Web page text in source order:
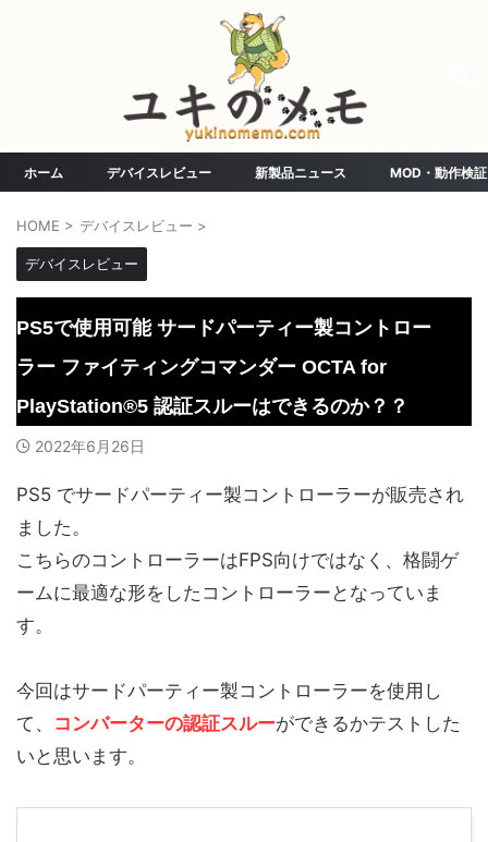
ホーム デバイスレビュー 新製品ニュース MOD・動作検証
HOME > デバイスレビュー >
デバイスレビュー
PS5で使用可能 サードパーティー製コントロー
ラー ファイティングコマンダー OCTA for
PlayStation®5 認証スルーはできるのか？？
2022年6月26日
PS5 でサードパーティー製コントローラーが販売され
ました。
こちらのコントローラーはFPS向けではなく、格闘ゲ
ームに最適な形をしたコントローラーとなっていま
す。
今回はサードパーティー製コントローラーを使用し
て、 コンバーターの認証スルーができるかテストした
いと思います。